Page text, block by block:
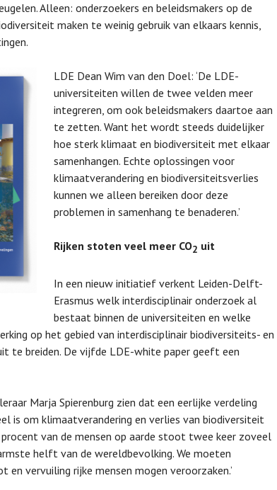
Alleen: onderzoekers en beleidsmakers op de
maken te weinig gebruik van elkaars kennis,
LDE Dean Wim van den Doel: ‘De LDE-
universiteiten willen de twee velden meer
integreren, om ook beleidsmakers daartoe aan
te zetten. Want het wordt steeds duidelijker
hoe sterk klimaat en biodiversiteit met elkaar
samenhangen. Echte oplossingen voor
klimaatverandering en biodiversiteitsverlies
kunnen we alleen bereiken door deze
problemen in samenhang te benaderen.’
Rijken stoten veel meer CO2 uit
In een nieuw initiatief verkent Leiden-Delft-
Erasmus welk interdisciplinair onderzoek al
bestaat binnen de universiteiten en welke
op het gebied van interdisciplinair biodiversiteits- en
te breiden. De vijfde LDE-white paper geeft een
Marja Spierenburg zien dat een eerlijke verdeling
is om klimaatverandering en verlies van biodiversiteit
procent van de mensen op aarde stoot twee keer zoveel
helft van de wereldbevolking. We moeten
vervuiling rijke mensen mogen veroorzaken.’